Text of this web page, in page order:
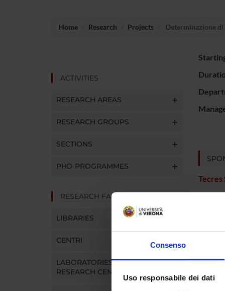
Consenso
Uso responsabile dei dati
Home Research Projects Determinazione
ACTIVITIES
RESEARCH AREAS
RESEARCH GROUPS
SECTIONS
PHD PROGRAMMES
RESEARCH FACILITIES
LIBRARIES
CENTRI
LABORATORIES AND
RESEARCH CENTRES
Tecres
Elisa